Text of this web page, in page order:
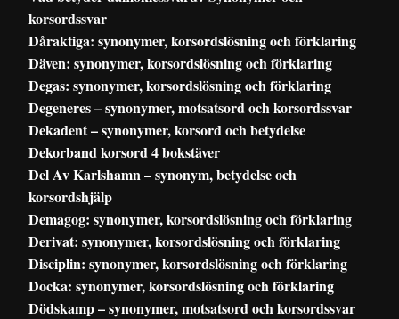
korsordssvar
Dåraktiga: synonymer, korsordslösning och förklaring
Däven: synonymer, korsordslösning och förklaring
Degas: synonymer, korsordslösning och förklaring
Degeneres – synonymer, motsatsord och korsordssvar
Dekadent – synonymer, korsord och betydelse
Dekorband korsord 4 bokstäver
Del Av Karlshamn – synonym, betydelse och
korsordshjälp
Demagog: synonymer, korsordslösning och förklaring
Derivat: synonymer, korsordslösning och förklaring
Disciplin: synonymer, korsordslösning och förklaring
Docka: synonymer, korsordslösning och förklaring
Dödskamp – synonymer, motsatsord och korsordssvar